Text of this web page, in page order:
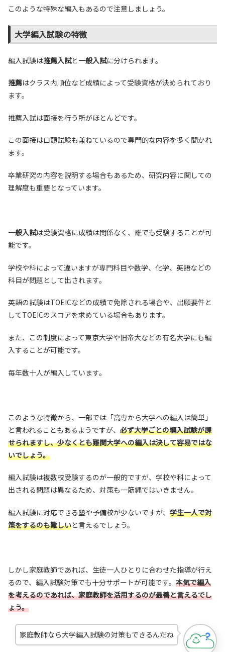
このような特殊な編入もあるので注意しましょう。
大学編入試験の特徴
編入試験は推薦入試と一般入試に分けられます。
推薦はクラス内順位など成績によって受験資格が決められており
ます。
推薦入試は面接を行う所がほとんどです。
この面接は口頭試験も兼ねているので専門的な内容を多く聞かれ
ます。
卒業研究の内容を説明する場合もあるため、研究内容に関しての
理解度も重要となっています。
一般入試は受験資格に成績は関係なく、誰でも受験することが可
能です。
学校や科によって違いますが専門科目や数学、化学、英語などの
科目が問題として出されます。
英語の試験はTOEICなどの成績で免除される場合や、出願要件と
してTOEICのスコアを求めている場合もあります。
また、この制度によって東京大学や旧帝大などの有名大学にも編
入することが可能です。
毎年数十人が編入しています。
このような特徴から、一部では「高専から大学への編入は簡単」
と言われることもあるようですが、 必ず大学ごとの編入試験が課
せられますし、少なくとも難関大学への編入は決して容易ではな
いでしょう。
編入試験は複数校受験するのが一般的ですが、学校や科によって
出される問題は異なるため、対策も一筋縄ではいきません。
編入試験に対応できる塾や予備校が少ないですが、 学生一人で対
策をするのも難しいと言えるでしょう。
しかし家庭教師であれば、生徒一人ひとりに合わせた指導が行え
るので、編入試験対策でも十分サポートが可能です。 本気で編入
を考えるのであれば、家庭教師を活用するのが最善と言えるでし
ょう。
家庭教師なら大学編入試験の対策もできるんだね